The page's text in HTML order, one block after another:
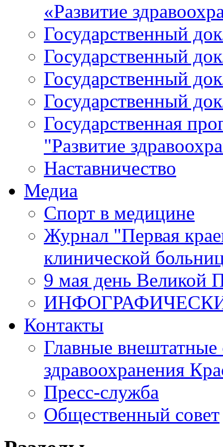
«Развитие
Государственный
Государственный
Государственный
Государственный
Государственная
"Развитие
Наставничество
Медиа
Спорт в медицине
Журнал "Первая
клинической
9 мая день Великой
Контакты
Главные внештатные
здравоохранения
Пресс-служба
Общественный совет